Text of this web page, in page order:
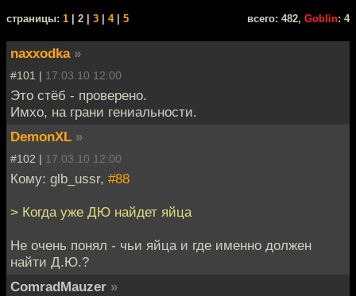
cтраницы: 1 | 2 | 3 4| 5 всего: 482, Goblin: 4
naxxodka »
#101 | 17.03.10 12:00
Это стёб - проверено.
Имхо, на грани гениальности.
DemonXL »
#102 | 17.03.10 12:00
Кому: glb_ussr, #88
> Когда уже ДЮ найдет яйца
Не очень понял - чьи яйца и где именно должен
найти Д.Ю.?
ComradMauzer »